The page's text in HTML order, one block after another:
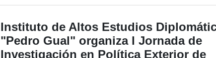
Instituto de Altos Estudios
"Pedro Gual" organiza I Jornada de
Investigación en Política Exterior de